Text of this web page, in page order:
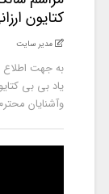
کتایون
مدیر سایت
به جهت
یاد بی بی
وآشنایان